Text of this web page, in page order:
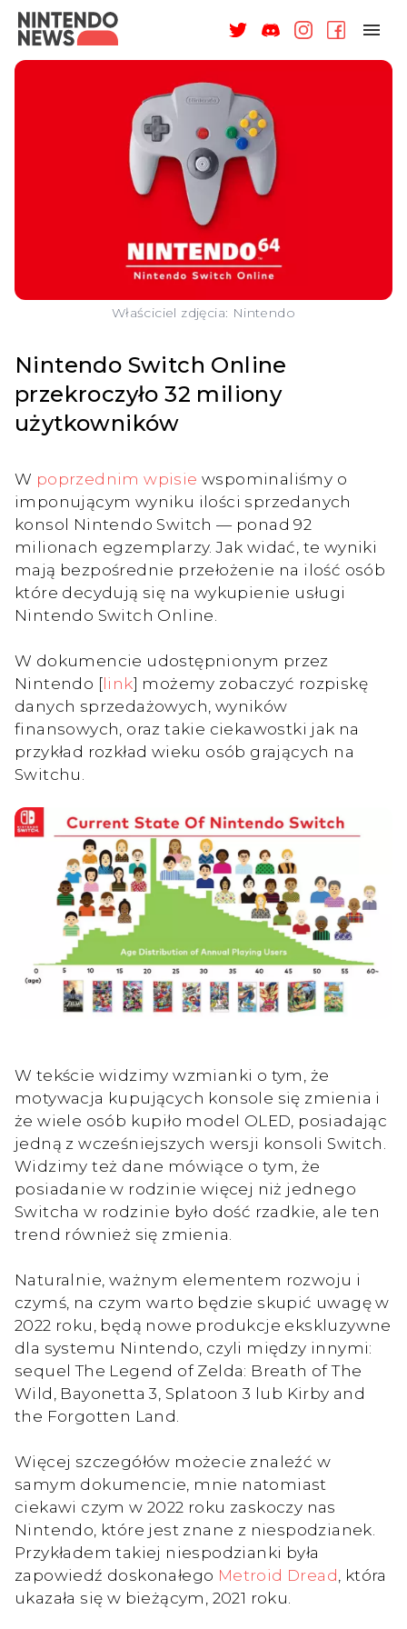
ZALOGUJ
Właściciel zdjęcia: Nintendo
Nintendo Switch Online
przekroczyło 32 miliony
użytkowników
W poprzednim wpisie wspominaliśmy o
imponującym wyniku ilości sprzedanych
konsol Nintendo Switch — ponad 92
milionach egzemplarzy. Jak widać, te wyniki
mają bezpośrednie przełożenie na ilość osób
które decydują się na wykupienie usługi
Nintendo Switch Online.
W dokumencie udostępnionym przez
Nintendo [link] możemy zobaczyć rozpiskę
danych sprzedażowych, wyników
finansowych, oraz takie ciekawostki jak na
przykład rozkład wieku osób grających na
Switchu.
W tekście widzimy wzmianki o tym, że
motywacja kupujących konsole się zmienia i
że wiele osób kupiło model OLED, posiadając
jedną z wcześniejszych wersji konsoli Switch.
Widzimy też dane mówiące o tym, że
posiadanie w rodzinie więcej niż jednego
Switcha w rodzinie było dość rzadkie, ale ten
trend również się zmienia.
Naturalnie, ważnym elementem rozwoju i
czymś, na czym warto będzie skupić uwagę w
2022 roku, będą nowe produkcje ekskluzywne
dla systemu Nintendo, czyli między innymi:
sequel The Legend of Zelda: Breath of The
Wild, Bayonetta 3, Splatoon 3 lub Kirby and
the Forgotten Land.
Więcej szczegółów możecie znaleźć w
samym dokumencie, mnie natomiast
ciekawi czym w 2022 roku zaskoczy nas
Nintendo, które jest znane z niespodzianek.
Przykładem takiej niespodzianki była
zapowiedź doskonałego Metroid Dread , która
ukazała się w bieżącym, 2021 roku.